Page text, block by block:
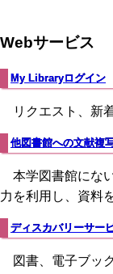
り
Webサービス
My Libraryログイン
リクエスト、新
他図書館への文献複
本学図書館にな
力を利用し、資料
ディスカバリーサー
図書、電子ブッ